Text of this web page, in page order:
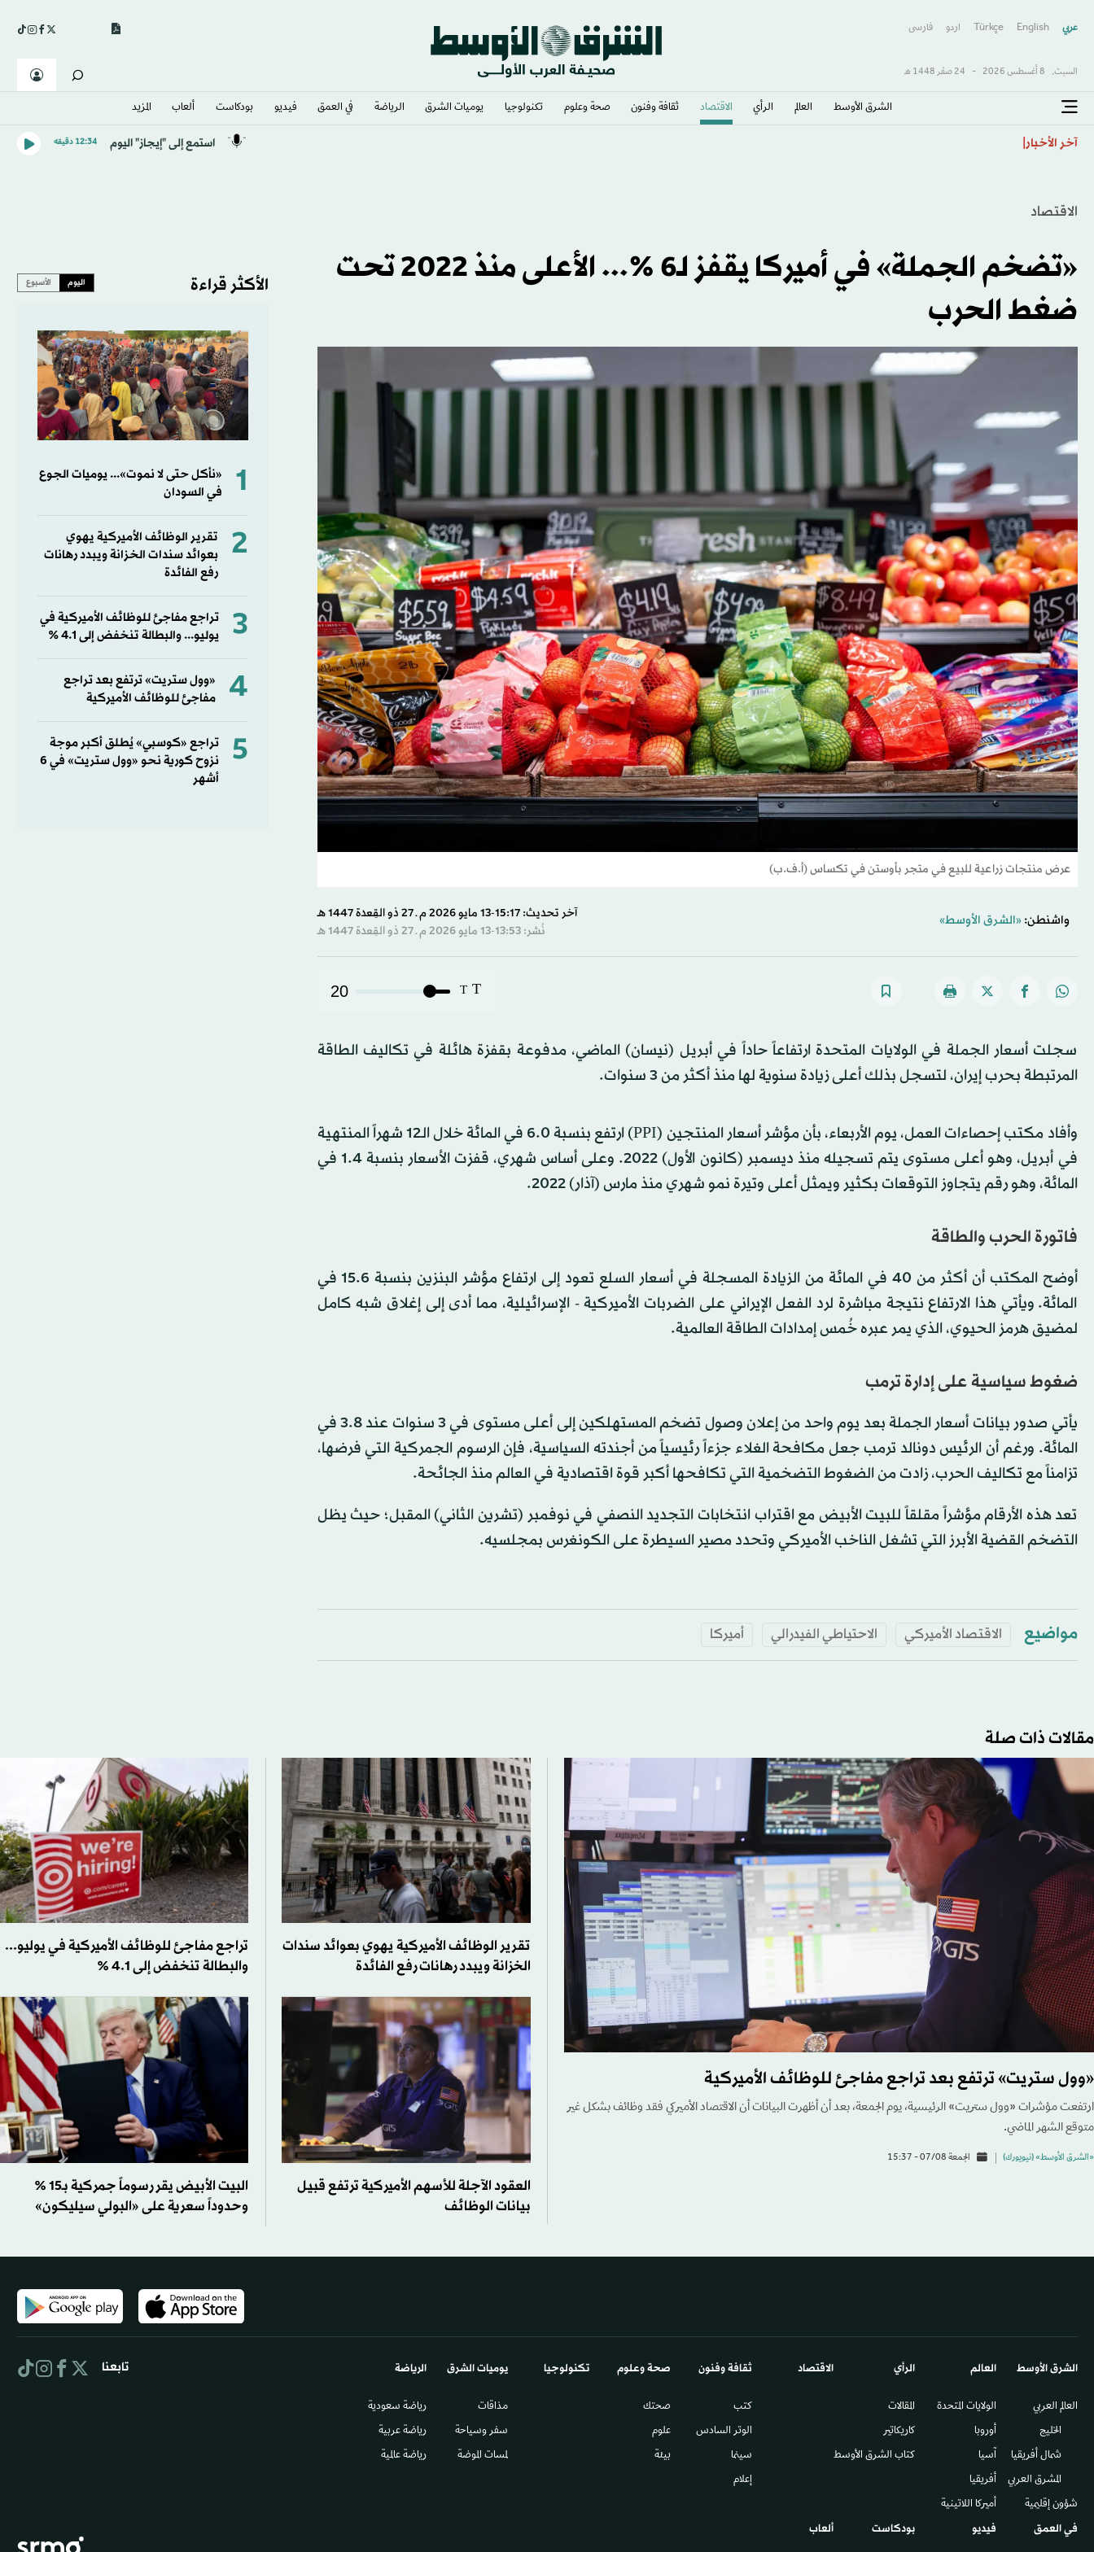
عربي English
Türkçe اردو فارسى
السبت, 8 أغسطس 2026 - 24 صفَر 1448 هـ
الشرق الأوسط​ العالم الرأي الاقتصاد ثقافة وفنون صحة وعلوم تكنولوجيا يوميات الشرق​ الرياضة في العمق فيديو بودكاست ألعاب المزيد
آخر الأخبار استمع إلى "إيجاز" اليوم 12:34 دقيقه
الاقتصاد
«تضخم الجملة» في أميركا يقفز لـ6 %... الأعلى منذ 2022 تحت
ضغط الحرب
عرض منتجات زراعية للبيع في متجر بأوستن في تكساس (أ.ف.ب)
واشنطن: «الشرق الأوسط»
آخر تحديث: 15:17-13 مايو 2026 م ـ 27 ذو القِعدة 1447 هـ
نُشر: 13:53-13 مايو 2026 م ـ 27 ذو القِعدة 1447 هـ
T
T
20
سجلت أسعار الجملة في الولايات المتحدة ارتفاعاً حاداً في أبريل (نيسان) الماضي، مدفوعة بقفزة هائلة في تكاليف الطاقة
المرتبطة بحرب إيران، لتسجل بذلك أعلى زيادة سنوية لها منذ أكثر من 3 سنوات.
وأفاد مكتب إحصاءات العمل، يوم الأربعاء، بأن مؤشر أسعار المنتجين (PPI) ارتفع بنسبة 6.0 في المائة خلال الـ12 شهراً المنتهية
في أبريل، وهو أعلى مستوى يتم تسجيله منذ ديسمبر (كانون الأول) 2022. وعلى أساس شهري، قفزت الأسعار بنسبة 1.4 في
المائة، وهو رقم يتجاوز التوقعات بكثير ويمثل أعلى وتيرة نمو شهري منذ مارس (آذار) 2022.
فاتورة الحرب والطاقة
أوضح المكتب أن أكثر من 40 في المائة من الزيادة المسجلة في أسعار السلع تعود إلى ارتفاع مؤشر البنزين بنسبة 15.6 في
المائة. ويأتي هذا الارتفاع نتيجة مباشرة لرد الفعل الإيراني على الضربات الأميركية - الإسرائيلية، مما أدى إلى إغلاق شبه كامل
لمضيق هرمز الحيوي، الذي يمر عبره خُمس إمدادات الطاقة العالمية.
ضغوط سياسية على إدارة ترمب
يأتي صدور بيانات أسعار الجملة بعد يوم واحد من إعلان وصول تضخم المستهلكين إلى أعلى مستوى في 3 سنوات عند 3.8 في
المائة. ورغم أن الرئيس دونالد ترمب جعل مكافحة الغلاء جزءاً رئيسياً من أجندته السياسية، فإن الرسوم الجمركية التي فرضها،
تزامناً مع تكاليف الحرب، زادت من الضغوط التضخمية التي تكافحها أكبر قوة اقتصادية في العالم منذ الجائحة.
تعد هذه الأرقام مؤشراً مقلقاً للبيت الأبيض مع اقتراب انتخابات التجديد النصفي في نوفمبر (تشرين الثاني) المقبل؛ حيث يظل
التضخم القضية الأبرز التي تشغل الناخب الأميركي وتحدد مصير السيطرة على الكونغرس بمجلسيه.
مواضيع الاقتصاد الأميركي الاحتياطي الفيدرالي أميركا
الأكثر قراءة اليوم الأسبوع
1
«نأكل حتى لا نموت»... يوميات الجوع
في السودان
2
تقرير الوظائف الأميركية يهوي
بعوائد سندات الخزانة ويبدد رهانات
رفع الفائدة
3
تراجع مفاجئ للوظائف الأميركية في
يوليو... والبطالة تنخفض إلى 4.1 %
4
«وول ستريت» ترتفع بعد تراجع
مفاجئ للوظائف الأميركية
5
تراجع «كوسبي» يُطلق أكبر موجة
نزوح كورية نحو «وول ستريت» في 6
أشهر
مقالات ذات صلة
«وول ستريت» ترتفع بعد تراجع مفاجئ للوظائف الأميركية
ارتفعت مؤشرات «وول ستريت» الرئيسية، يوم الجمعة، بعد أن أظهرت البيانات أن الاقتصاد الأميركي فقد وظائف بشكل غير
متوقع الشهر الماضي.
«الشرق الأوسط» (نيويورك) الجمعة 07/08 - 15:37
تقرير الوظائف الأميركية يهوي بعوائد سندات
الخزانة ويبدد رهانات رفع الفائدة
تراجع مفاجئ للوظائف الأميركية في يوليو...
والبطالة تنخفض إلى 4.1 %
العقود الآجلة للأسهم الأميركية ترتفع قبيل
بيانات الوظائف
البيت الأبيض يقر رسوماً جمركية بـ15 %
وحدوداً سعرية على «البولي سيليكون»
الشرق الأوسط​
العالم العربي
الخليج
شمال أفريقيا
المشرق العربي
شؤون إقليمية
العالم
الولايات المتحدة
أوروبا
آسيا
أفريقيا
أميركا اللاتينية
الرأي
المقالات
كاريكاتير
كتاب الشرق الأوسط
الاقتصاد ثقافة وفنون
كتب
الوتر السادس​
سينما
إعلام
صحة وعلوم
صحتك
علوم
بيئة
تكنولوجيا يوميات الشرق​
مذاقات
سفر وسياحة
لمسات الموضة
الرياضة
رياضة سعودية
رياضة عربية
رياضة عالمية
في العمق فيديو بودكاست ألعاب
تابعنا